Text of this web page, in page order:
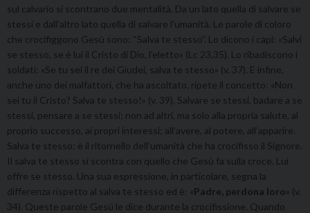
sul calvario si scontrano due mentalità. Da un lato quella di salvare se
stessi e dall’altro lato quella di salvare l’umanità. Le parole di coloro
che crocifiggono Gesù sono: “Salva te stesso”. Lo dicono i capi: «Salvi
se stesso, se è lui il Cristo di Dio, l’eletto» (Lc 23,35). Lo ribadiscono i
soldati: «Se tu sei il re dei Giudei, salva te stesso» (v. 37). E infine,
anche uno dei malfattori, che ha ascoltato, ripete il concetto: «Non
sei tu il Cristo? Salva te stesso!» (v. 39). Salvare se stessi, badare a se
stessi, pensare a se stessi; non ad altri, ma solo alla propria salute, al
proprio successo, ai propri interessi; all’avere, al potere, all’apparire.
Salva te stesso: è il ritornello dell’umanità che ha crocifisso il Signore.
Il salva te stesso si scontra con quello che Gesù fa sulla croce. Lui
offre se stesso. Una sua espressione, in particolare, segna la
differenza rispetto al salva te stesso ed è: «Padre, perdona loro» (v.
34). Queste parole Gesù le dice durante la crocifissione. Quando